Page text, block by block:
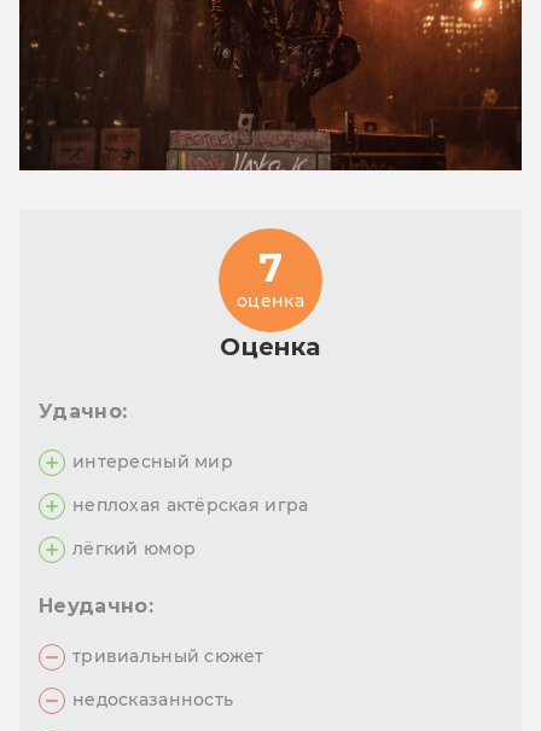
Оценка
7
оценка
Удачно:
интересный мир
неплохая актёрская игра
лёгкий юмор
Неудачно:
тривиальный сюжет
недосказанность